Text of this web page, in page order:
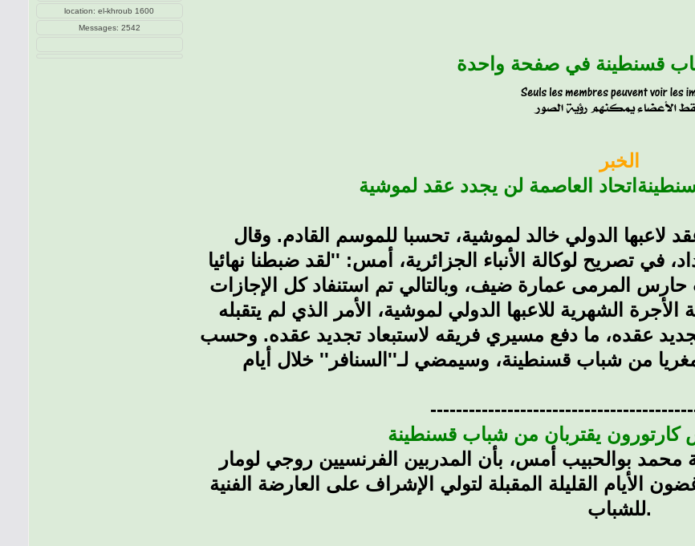
location: el-khroub 1600
Messages: 2542
قسنطينة في صفحة واحدة
الخبر
اتحاد العاصمة لن يجدد عقد لموشية
لاعبها الدولي خالد لموشية، تحسبا للموسم القادم. وقال
في تصريح لوكالة الأنباء الجزائرية، أمس: ''لقد ضبطنا نهائيا
حارس المرمى عمارة ضيف، وبالتالي تم استنفاد كل الإجازات
الشهرية للاعبها الدولي لموشية، الأمر الذي لم يتقبله
عقده، ما دفع مسيري فريقه لاستبعاد تجديد عقده. وحسب
كارتورون يقتربان من شباب قسنطينة
الأيام القليلة المقبلة لتولي الإشراف على العارضة الفنية
للشباب.